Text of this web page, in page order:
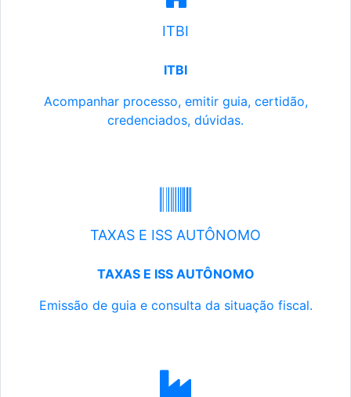
ITBI
ITBI
Acompanhar processo, emitir guia, certidão,
credenciados, dúvidas.
TAXAS E ISS AUTÔNOMO
TAXAS E ISS AUTÔNOMO
Emissão de guia e consulta da situação fiscal.